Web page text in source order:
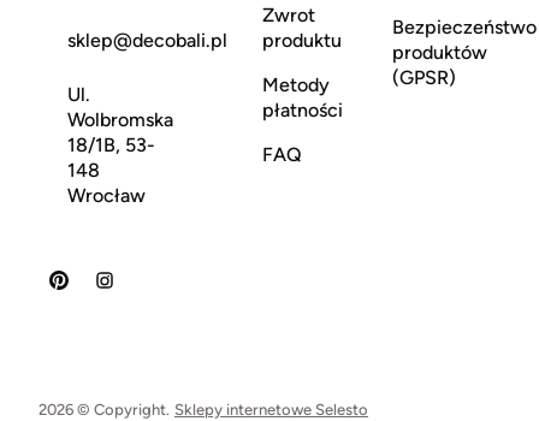
sklep@decobali.pl
Ul.
Wolbromska
18/1B, 53-
148
Wrocław
Zwrot
produktu
Metody
płatności
FAQ
Bezpieczeństwo
produktów
(GPSR)
2026 © Copyright. Sklepy internetowe Selesto